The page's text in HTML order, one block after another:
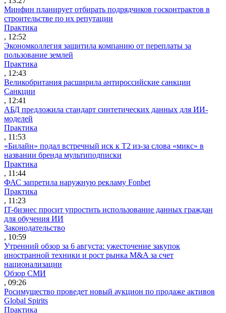
Минфин планирует отбирать подрядчиков госконтрактов в
строительстве по их репутации
Практика
, 12:52
Экономколлегия защитила компанию от переплаты за
пользование землей
Практика
, 12:43
Великобритания расширила антироссийские санкции
Санкции
, 12:41
АБД предложила стандарт синтетических данных для ИИ-
моделей
Практика
, 11:53
«Билайн» подал встречный иск к Т2 из-за слова «микс» в
названии бренда мультиподписки
Практика
, 11:44
ФАС запретила наружную рекламу Fonbet
Практика
, 11:23
IT-бизнес просит упростить использование данных граждан
для обучения ИИ
Законодательство
, 10:59
Утренний обзор за 6 августа: ужесточение закупок
иностранной техники и рост рынка M&A за счет
национализации
Обзор СМИ
, 09:26
Росимущество проведет новый аукцион по продаже активов
Global Spirits
Практика